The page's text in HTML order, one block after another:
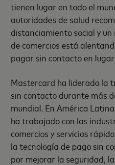
tienen lugar en todo el
autoridades de salud
distanciamiento social y
de comercios está
pagar sin contacto en
Mastercard ha liderado la
sin contacto durante más
mundial. En América
ha trabajado con las
comercios y servicios
la tecnología de pago sin
por mejorar la seguridad,